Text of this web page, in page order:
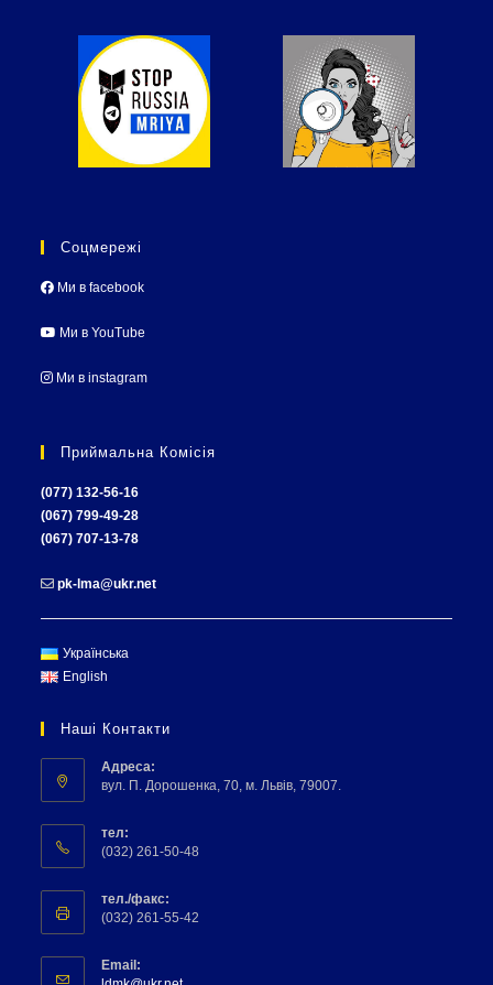
Соцмережі
Ми в facebook
Ми в YouTube
Ми в instagram
Приймальна Комісія
(077) 132-56-16
(067) 799-49-28
(067) 707-13-78
pk-lma@ukr.net
Українська
English
Наші Контакти
Адреса:
вул. П. Дорошенка, 70, м. Львів, 79007.
тел:
(032) 261-50-48
тел./факс:
(032) 261-55-42
Email: